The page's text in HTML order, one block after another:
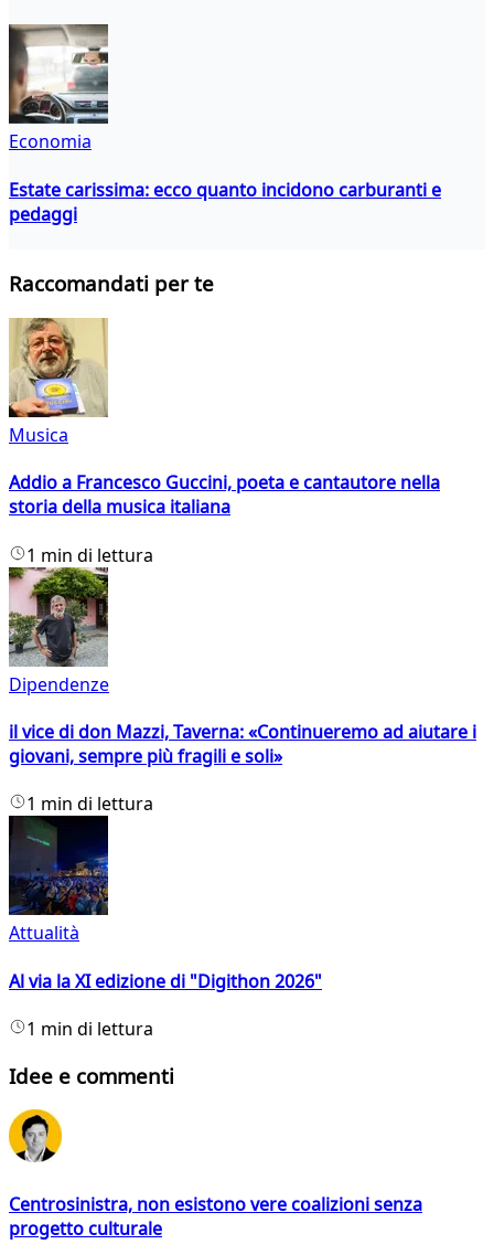
Economia
Estate carissima: ecco quanto incidono carburanti e
pedaggi
Raccomandati per te
Musica
Addio a Francesco Guccini, poeta e cantautore nella
storia della musica italiana
1 min di lettura
Dipendenze
il vice di don Mazzi, Taverna: «Continueremo ad aiutare i
giovani, sempre più fragili e soli»
1 min di lettura
Attualità
Al via la XI edizione di "Digithon 2026"
1 min di lettura
Idee e commenti
Centrosinistra, non esistono vere coalizioni senza
progetto culturale